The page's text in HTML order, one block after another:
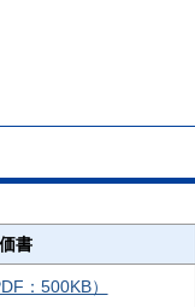
書
：500KB）